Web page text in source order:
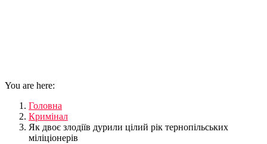
You are here:
Головна
Кримінал
Як двоє злодіїв дурили цілий рік тернопільських
міліціонерів